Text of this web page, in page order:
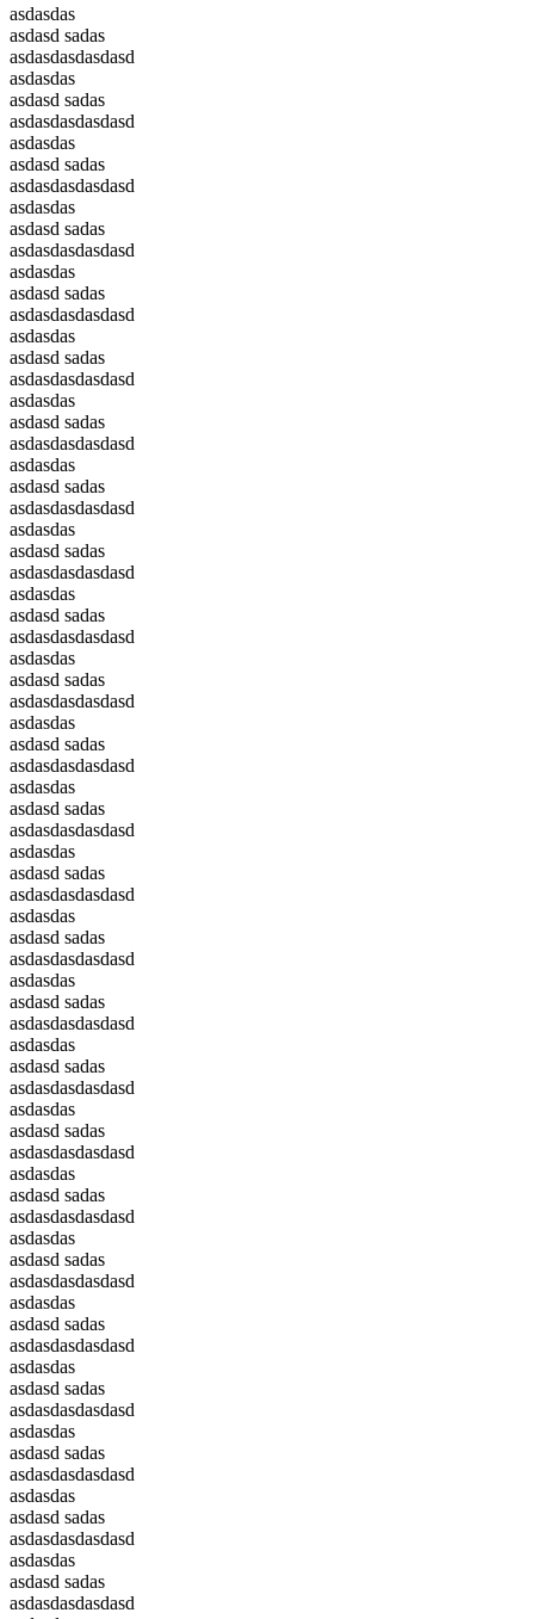
asdasdas
asdasd sadas
asdasdasdasdasd
asdasdas
asdasd sadas
asdasdasdasdasd
asdasdas
asdasd sadas
asdasdasdasdasd
asdasdas
asdasd sadas
asdasdasdasdasd
asdasdas
asdasd sadas
asdasdasdasdasd
asdasdas
asdasd sadas
asdasdasdasdasd
asdasdas
asdasd sadas
asdasdasdasdasd
asdasdas
asdasd sadas
asdasdasdasdasd
asdasdas
asdasd sadas
asdasdasdasdasd
asdasdas
asdasd sadas
asdasdasdasdasd
asdasdas
asdasd sadas
asdasdasdasdasd
asdasdas
asdasd sadas
asdasdasdasdasd
asdasdas
asdasd sadas
asdasdasdasdasd
asdasdas
asdasd sadas
asdasdasdasdasd
asdasdas
asdasd sadas
asdasdasdasdasd
asdasdas
asdasd sadas
asdasdasdasdasd
asdasdas
asdasd sadas
asdasdasdasdasd
asdasdas
asdasd sadas
asdasdasdasdasd
asdasdas
asdasd sadas
asdasdasdasdasd
asdasdas
asdasd sadas
asdasdasdasdasd
asdasdas
asdasd sadas
asdasdasdasdasd
asdasdas
asdasd sadas
asdasdasdasdasd
asdasdas
asdasd sadas
asdasdasdasdasd
asdasdas
asdasd sadas
asdasdasdasdasd
asdasdas
asdasd sadas
asdasdasdasdasd